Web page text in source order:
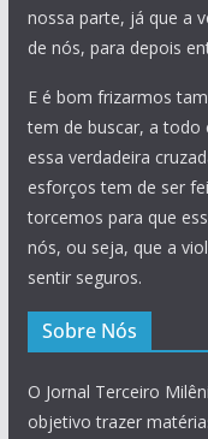
nossa parte, já que a
de nós, para depois
E é bom frizarmos
tem de buscar, a todo
essa verdadeira
esforços tem de ser
torcemos para que
nós, ou seja, que a
sentir seguros.
Sobre Nós
O Jornal Terceiro
objetivo trazer